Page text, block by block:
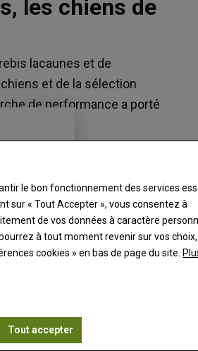
les chiens de
lacaunes et de
et de la sélection
de performance a porté
le bon fonctionnement des services
sur « Tout Accepter », vous consentez à
de vos données à caractère
à tout moment revenir sur vos
cookies » en bas de page du site.
Tout accepter